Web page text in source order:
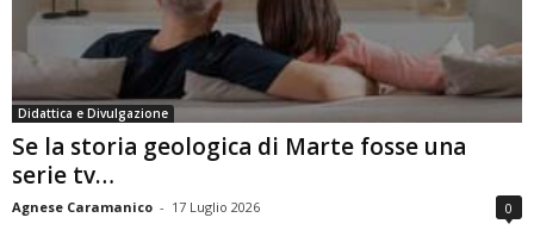
Didattica e Divulgazione
Se la storia geologica di Marte fosse una
serie tv…
Agnese Caramanico - 17 Luglio 2026 0